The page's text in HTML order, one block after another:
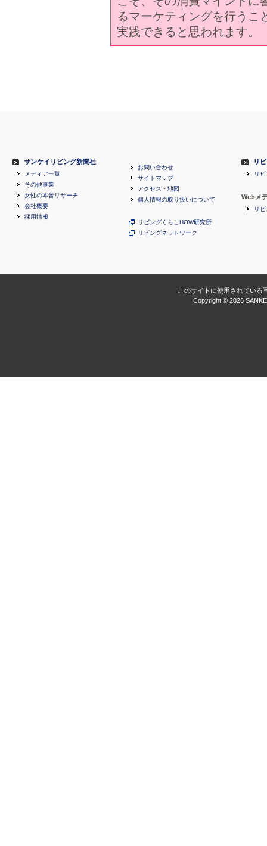
るマーケティングを行うこ
実践できると思われます。
サンケイリビング新聞社
メディア一覧
その他事業
女性の本音リサーチ
会社概要
採用情報
お問い合わせ
サイトマップ
アクセス・地図
個人情報の取り扱いについて
リビングくらしHOW研究所
リビングネットワーク
リ
リ
Webメ
リ
このサイトに使用されている
Copyright © 2026